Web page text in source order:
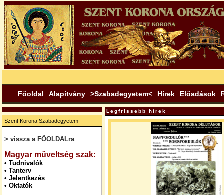
Főoldal Alapítvány >Szabadegyetem< Hírek Előadások
Szent Korona Szabadegyetem
> vissza a FŐOLDALra
Magyar műveltség szak:
• Tudnivalók
• Tanterv
• Jelentkezés
• Oktatók
Legfrissebb hírek